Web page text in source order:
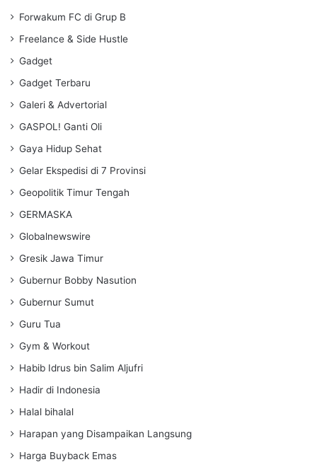
Forwakum FC di Grup B
Freelance & Side Hustle
Gadget
Gadget Terbaru
Galeri & Advertorial
GASPOL! Ganti Oli
Gaya Hidup Sehat
Gelar Ekspedisi di 7 Provinsi
Geopolitik Timur Tengah
GERMASKA
Globalnewswire
Gresik Jawa Timur
Gubernur Bobby Nasution
Gubernur Sumut
Guru Tua
Gym & Workout
Habib Idrus bin Salim Aljufri
Hadir di Indonesia
Halal bihalal
Harapan yang Disampaikan Langsung
Harga Buyback Emas